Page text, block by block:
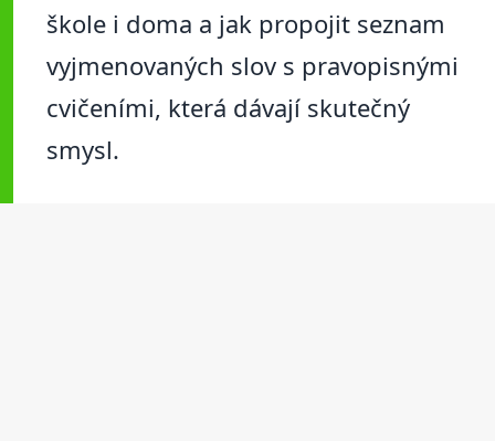
škole i doma a jak propojit seznam
vyjmenovaných slov s pravopisnými
cvičeními, která dávají skutečný
smysl.